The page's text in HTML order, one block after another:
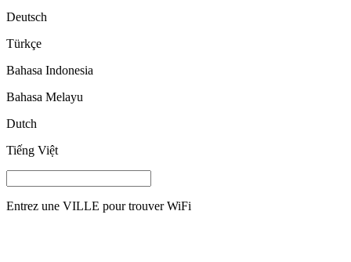
Deutsch
Türkçe
Bahasa Indonesia
Bahasa Melayu
Dutch
Tiếng Việt
Entrez une VILLE pour trouver WiFi